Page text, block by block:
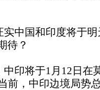
中国和印度将于明
待？
印将于1月12日在
前，中印边境局势